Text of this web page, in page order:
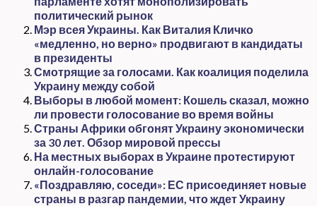
политический рынок
Мэр всея Украины. Как Виталия Кличко
«медленно, но верно» продвигают в кандидаты
в президенты
Смотрящие за голосами. Как коалиция поделила
Украину между собой
Выборы в любой момент: Кошель сказал, можно
ли провести голосование во время войны
Страны Африки обгонят Украину экономически
за 30 лет. Обзор мировой прессы
На местных выборах в Украине протестируют
онлайн-голосование
«Поздравляю, соседи»: ЕС присоединяет новые
страны в разгар пандемии, что ждет Украину